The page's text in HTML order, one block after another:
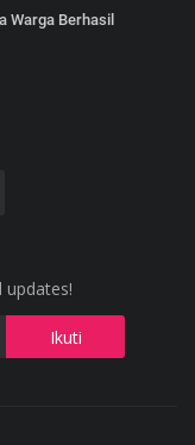
Warga Berhasil
updates!